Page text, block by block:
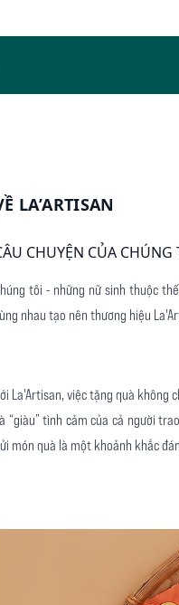
LA’ARTISAN
CHUYỆN CỦA CHÚNG
tôi - những nữ sinh thuộc
nhau tạo nên thương hiệu
La'Artisan, việc tặng quà không
“giàu” tình cảm của cả người
món quà là một khoảnh khắc